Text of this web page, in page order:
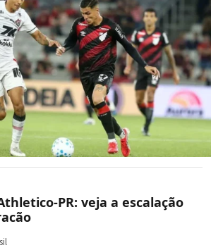
PR: veja a escalação